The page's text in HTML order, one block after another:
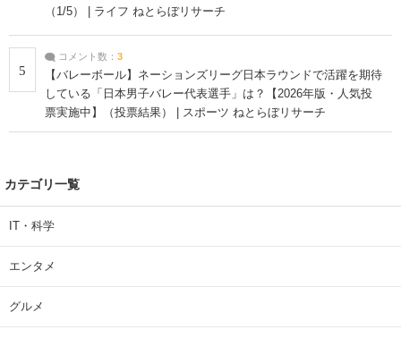
（1/5） | ライフ ねとらぼリサーチ
5
コメント数： 3
【バレーボール】ネーションズリーグ日本ラウンドで活躍を期待
している「日本男子バレー代表選手」は？【2026年版・人気投
票実施中】（投票結果） | スポーツ ねとらぼリサーチ
カテゴリ一覧
IT・科学
エンタメ
グルメ